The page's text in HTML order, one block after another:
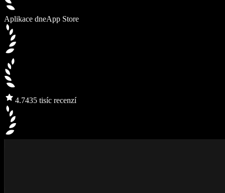
Aplikace dneApp Store
4.7435 tisíc recenzí